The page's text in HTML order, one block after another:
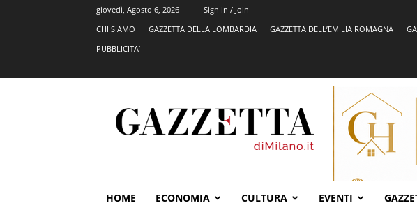
giovedì, Agosto 6, 2026
Sign in / Join
CHI SIAMO
GAZZETTA DELLA LOMBARDIA GAZZETTA DELL’EMILIA ROMAGNA
PUBBLICITA’
HOME ECONOMIA CULTURA EVENTI